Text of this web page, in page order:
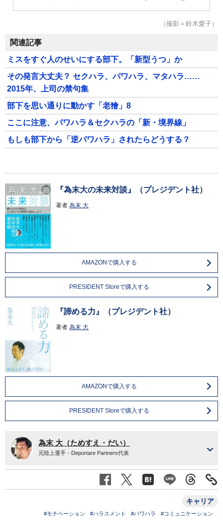
（撮影＝鈴木愛子）
関連記事
ミスをすぐ人のせいにする部下。「新型うつ」か
その発言大丈夫？ セクハラ、パワハラ、マタハラ……
2015年、上司の禁句集
部下を思い通りに動かす「老獪」8
ここに注意、パワハラ＆セクハラの「新・境界線」
もしも部下から「逆パワハラ」されたらどうする？
『為末大の未来対談』（プレジデント社）
著者 為末 大
AMAZONで購入する
PRESIDENT Storeで購入する
『諦める力』（プレジデント社）
著者 為末 大
AMAZONで購入する
PRESIDENT Storeで購入する
為末 大（ためすえ・だい）
元陸上選手・Deportare Partners代表
キャリア
#モチベーション #ハラスメント #パワハラ #コミュニケーション